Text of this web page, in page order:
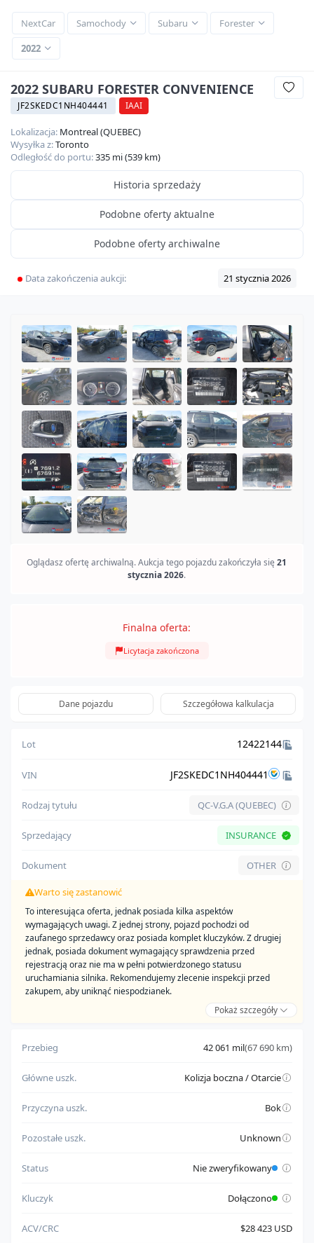
NextCar Samochody Subaru
Forester
2022
2022 SUBARU FORESTER CONVENIENCE
JF2SKEDC1NH404441 IAAI
Lokalizacja: Montreal (QUEBEC)
Wysyłka z:Toronto
Odległość do portu:335 mi (539 km)
Historia sprzedaży
Podobne oferty aktualne
Podobne oferty archiwalne
Data zakończenia aukcji: 21 stycznia 2026
Oglądasz ofertę archiwalną. Aukcja tego pojazdu zakończyła się21
stycznia 2026.
Finalna oferta:
Licytacja zakończona
Dane pojazdu Szczegółowa kalkulacja
Lot 12422144
VIN JF2SKEDC1NH404441
Rodzaj tytułu QC-V.G.A (QUEBEC)
Sprzedający INSURANCE
Dokument OTHER
Warto się zastanowić
To interesująca oferta, jednak posiada kilka aspektów
wymagających uwagi. Z jednej strony, pojazd pochodzi od
zaufanego sprzedawcy oraz posiada komplet kluczyków. Z drugiej
jednak, posiada dokument wymagający sprawdzenia przed
rejestracją oraz nie ma w pełni potwierdzonego statusu
uruchamiania silnika. Rekomendujemy zlecenie inspekcji przed
zakupem, aby uniknąć niespodzianek.
Pokaż szczegóły
posiada komplet kluczyków
Do weryfikacji:
posiada dokument wymagający sprawdzenia przed
rejestracją
Przebieg 42 061 mil(67 690 km)
Główne uszk. Kolizja boczna / Otarcie
Przyczyna uszk. Bok
Pozostałe uszk. Unknown
Status Nie zweryfikowany
Kluczyk Dołączono
ACV/CRC $28 423 USD